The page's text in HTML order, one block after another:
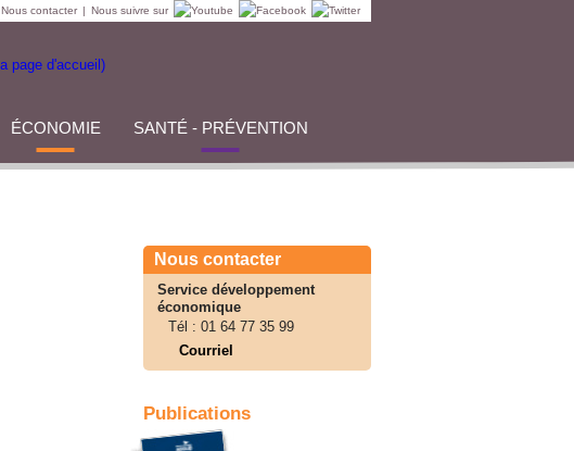
Nous contacter | Nous suivre sur
ÉCONOMIE SANTÉ - PRÉVENTION
Nous contacter
Service développement
économique
Tél : 01 64 77 35 99
Courriel
Publications